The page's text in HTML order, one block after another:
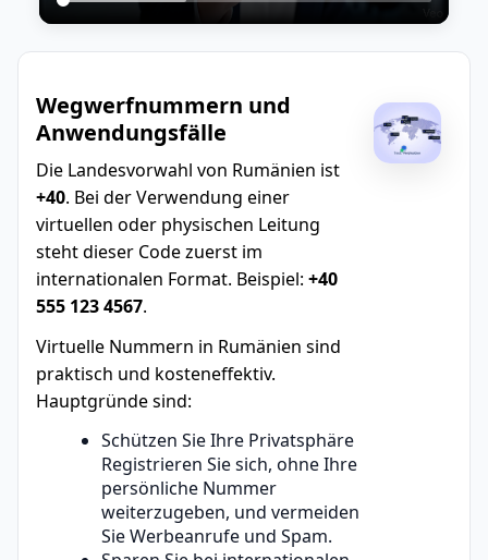
Wegwerfnummern und
Anwendungsfälle
Die Landesvorwahl von Rumänien ist
+40. Bei der Verwendung einer
virtuellen oder physischen Leitung
steht dieser Code zuerst im
internationalen Format. Beispiel: +40
555 123 4567.
Virtuelle Nummern in Rumänien sind
praktisch und kosteneffektiv.
Hauptgründe sind:
Schützen Sie Ihre Privatsphäre
Registrieren Sie sich, ohne Ihre
persönliche Nummer
weiterzugeben, und vermeiden
Sie Werbeanrufe und Spam.